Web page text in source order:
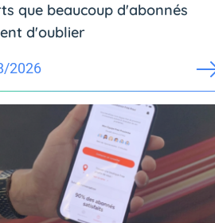
que beaucoup d'abonnés
d'oublier
2026